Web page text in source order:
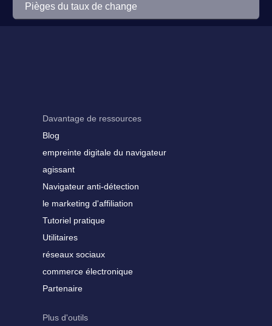
Pièges du taux de change
Davantage de ressources
Blog
empreinte digitale du navigateur
agissant
Navigateur anti-détection
le marketing d'affiliation
Tutoriel pratique
Utilitaires
réseaux sociaux
commerce électronique
Partenaire
Plus d'outils